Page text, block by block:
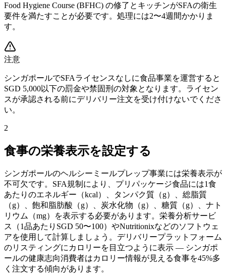
Food Hygiene Course (BFHC) の修了とキッチンがSFAの衛生
要件を満たすことが必要です。処理には2〜4週間かかりま
す。
注意
シンガポールでSFAライセンスなしに食品事業を運営すると
SGD 5,000以下の罰金や禁固刑の対象となります。ライセン
スが承認される前にデリバリー注文を受け付けないでくださ
い。
2
食事の栄養表示を設定する
シンガポールのヘルシーミールプレップ事業には栄養表示が
不可欠です。SFA規制により、プリパッケージ食品には1食
あたりのエネルギー（kcal）、タンパク質（g）、総脂質
（g）、飽和脂肪酸（g）、炭水化物（g）、糖質（g）、ナト
リウム（mg）を表示する必要があります。栄養分析サービ
ス（1品あたりSGD 50〜100）やNutritionixなどのソフトウェ
アを使用して計算しましょう。デリバリープラットフォーム
のリスティングにカロリーを目立つように表示 — シンガポ
ールの健康志向消費者はカロリー情報が見える食事を45%多
く注文する傾向があります。